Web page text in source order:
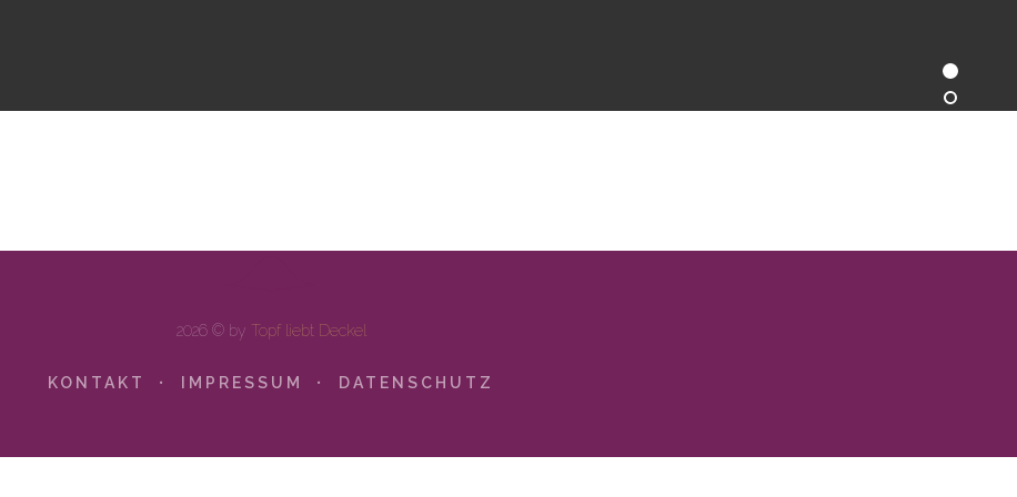
2026 © by Topf liebt Deckel
KONTAKT IMPRESSUM DATENSCHUTZ